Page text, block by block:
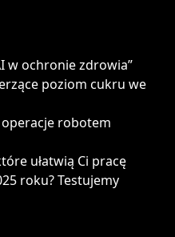
w ochronie zdrowia”
poziom cukru we
robotem
ułatwią Ci pracę
roku? Testujemy